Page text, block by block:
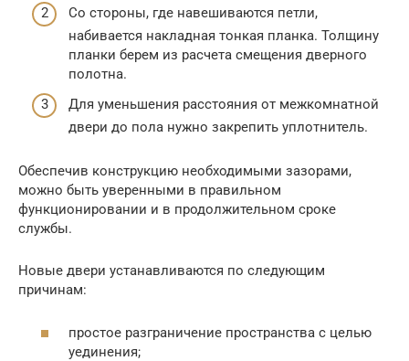
Со стороны, где навешиваются петли,
набивается накладная тонкая планка. Толщину
планки берем из расчета смещения дверного
полотна.
Для уменьшения расстояния от межкомнатной
двери до пола нужно закрепить уплотнитель.
Обеспечив конструкцию необходимыми зазорами,
можно быть уверенными в правильном
функционировании и в продолжительном сроке
службы.
Новые двери устанавливаются по следующим
причинам:
простое разграничение пространства с целью
уединения;